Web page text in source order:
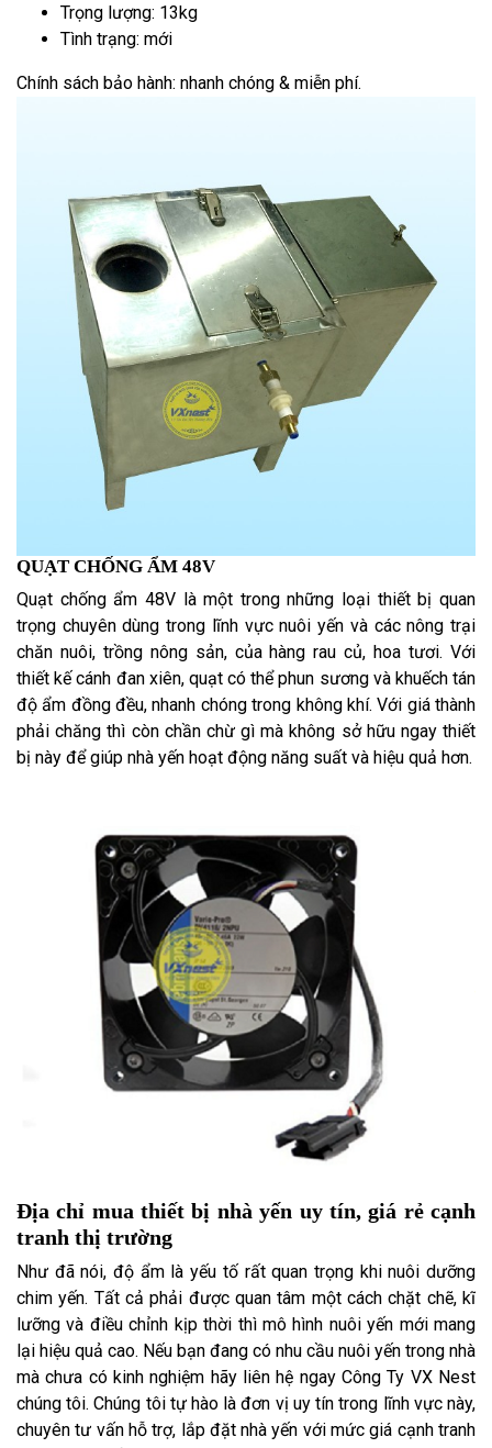
Trọng lượng: 13kg
Tình trạng: mới
Chính sách bảo hành: nhanh chóng & miễn phí.
QUẠT CHỐNG ẨM 48V
Quạt chống ẩm 48V là một trong những loại thiết bị quan
trọng chuyên dùng trong lĩnh vực nuôi yến và các nông trại
chăn nuôi, trồng nông sản, của hàng rau củ, hoa tươi. Với
thiết kế cánh đan xiên, quạt có thể phun sương và khuếch tán
độ ẩm đồng đều, nhanh chóng trong không khí. Với giá thành
phải chăng thì còn chần chừ gì mà không sở hữu ngay thiết
bị này để giúp nhà yến hoạt động năng suất và hiệu quả hơn.
Địa chỉ mua thiết bị nhà yến uy tín, giá rẻ cạnh
tranh thị trường
Như đã nói, độ ẩm là yếu tố rất quan trọng khi nuôi dưỡng
chim yến. Tất cả phải được quan tâm một cách chặt chẽ, kĩ
lưỡng và điều chỉnh kịp thời thì mô hình nuôi yến mới mang
lại hiệu quả cao. Nếu bạn đang có nhu cầu nuôi yến trong nhà
mà chưa có kinh nghiệm hãy liên hệ ngay Công Ty VX Nest
chúng tôi. Chúng tôi tự hào là đơn vị uy tín trong lĩnh vực này,
chuyên tư vấn hỗ trợ, lắp đặt nhà yến với mức giá cạnh tranh